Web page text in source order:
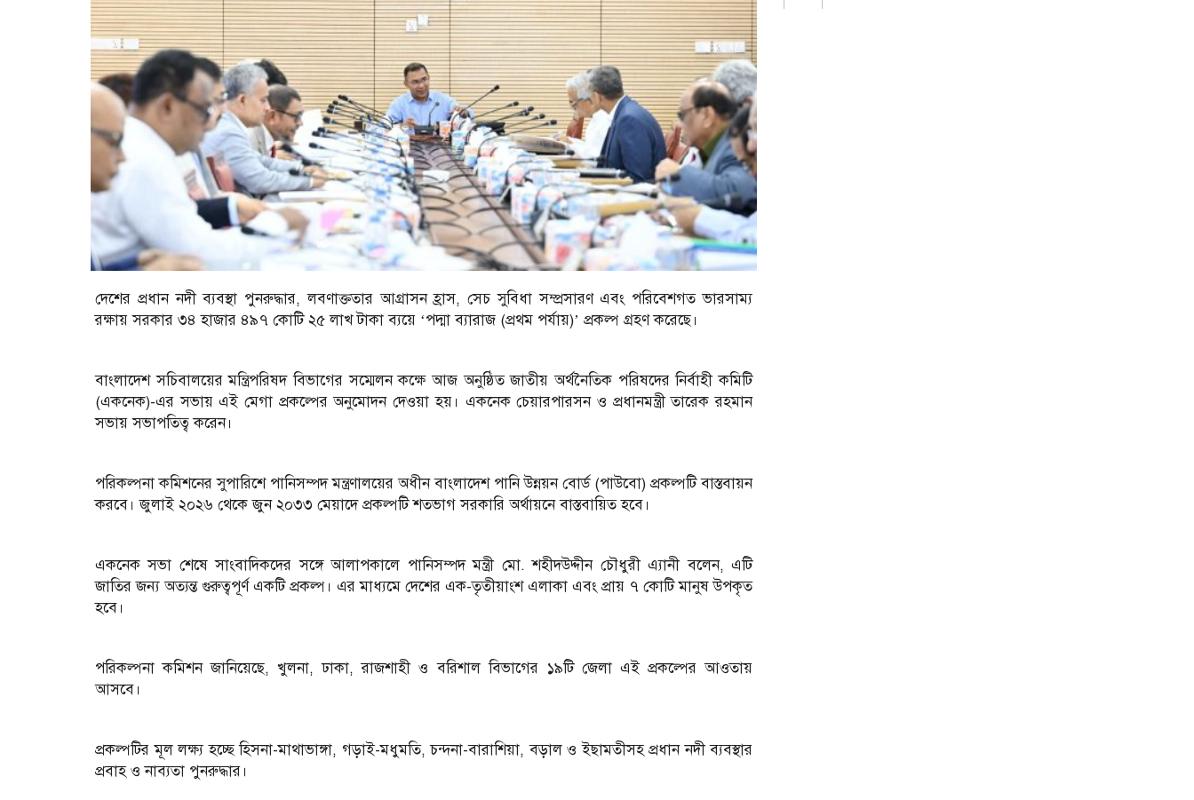
দেশের প্রধান নদী ব্যবস্থা পুনরুদ্ধার, লবণাক্ততার আগ্রাসন হ্রাস, সেচ সুবিধা সম্প্রসারণ এবং পরিবেশগত ভারসাম্য
রক্ষায় সরকার ৩৪ হাজার ৪৯৭ কোটি ২৫ লাখ টাকা ব্যয়ে ‘পদ্মা ব্যারাজ (প্রথম পর্যায়)’ প্রকল্প গ্রহণ করেছে।
বাংলাদেশ সচিবালয়ের মন্ত্রিপরিষদ বিভাগের সম্মেলন কক্ষে আজ অনুষ্ঠিত জাতীয় অর্থনৈতিক পরিষদের নির্বাহী কমিটি
(একনেক)-এর সভায় এই মেগা প্রকল্পের অনুমোদন দেওয়া হয়। একনেক চেয়ারপারসন ও প্রধানমন্ত্রী তারেক রহমান
সভায় সভাপতিত্ব করেন।
পরিকল্পনা কমিশনের সুপারিশে পানিসম্পদ মন্ত্রণালয়ের অধীন বাংলাদেশ পানি উন্নয়ন বোর্ড (পাউবো) প্রকল্পটি বাস্তবায়ন
করবে। জুলাই ২০২৬ থেকে জুন ২০৩৩ মেয়াদে প্রকল্পটি শতভাগ সরকারি অর্থায়নে বাস্তবায়িত হবে।
একনেক সভা শেষে সাংবাদিকদের সঙ্গে আলাপকালে পানিসম্পদ মন্ত্রী মো. শহীদউদ্দীন চৌধুরী এ্যানী বলেন, এটি
জাতির জন্য অত্যন্ত গুরুত্বপূর্ণ একটি প্রকল্প। এর মাধ্যমে দেশের এক-তৃতীয়াংশ এলাকা এবং প্রায় ৭ কোটি মানুষ উপকৃত
হবে।
পরিকল্পনা কমিশন জানিয়েছে, খুলনা, ঢাকা, রাজশাহী ও বরিশাল বিভাগের ১৯টি জেলা এই প্রকল্পের আওতায়
আসবে।
প্রকল্পটির মূল লক্ষ্য হচ্ছে হিসনা-মাথাভাঙ্গা, গড়াই-মধুমতি, চন্দনা-বারাশিয়া, বড়াল ও ইছামতীসহ প্রধান নদী ব্যবস্থার
প্রবাহ ও নাব্যতা পুনরুদ্ধার।